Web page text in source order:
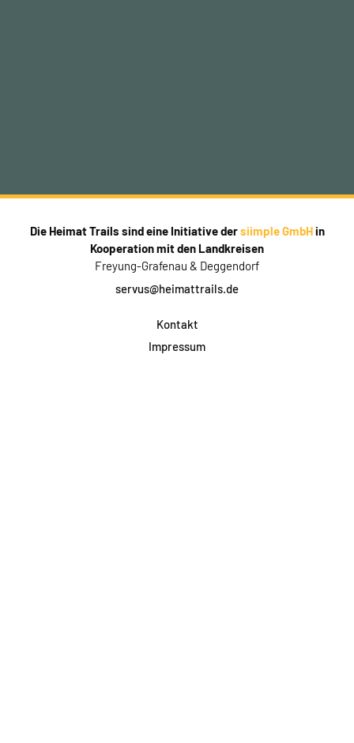
Die Heimat Trails sind eine Initiative dersiimple GmbHin
Kooperation mit den Landkreisen
Freyung-Grafenau & Deggendorf
servus@heimattrails.de
Kontakt
Impressum